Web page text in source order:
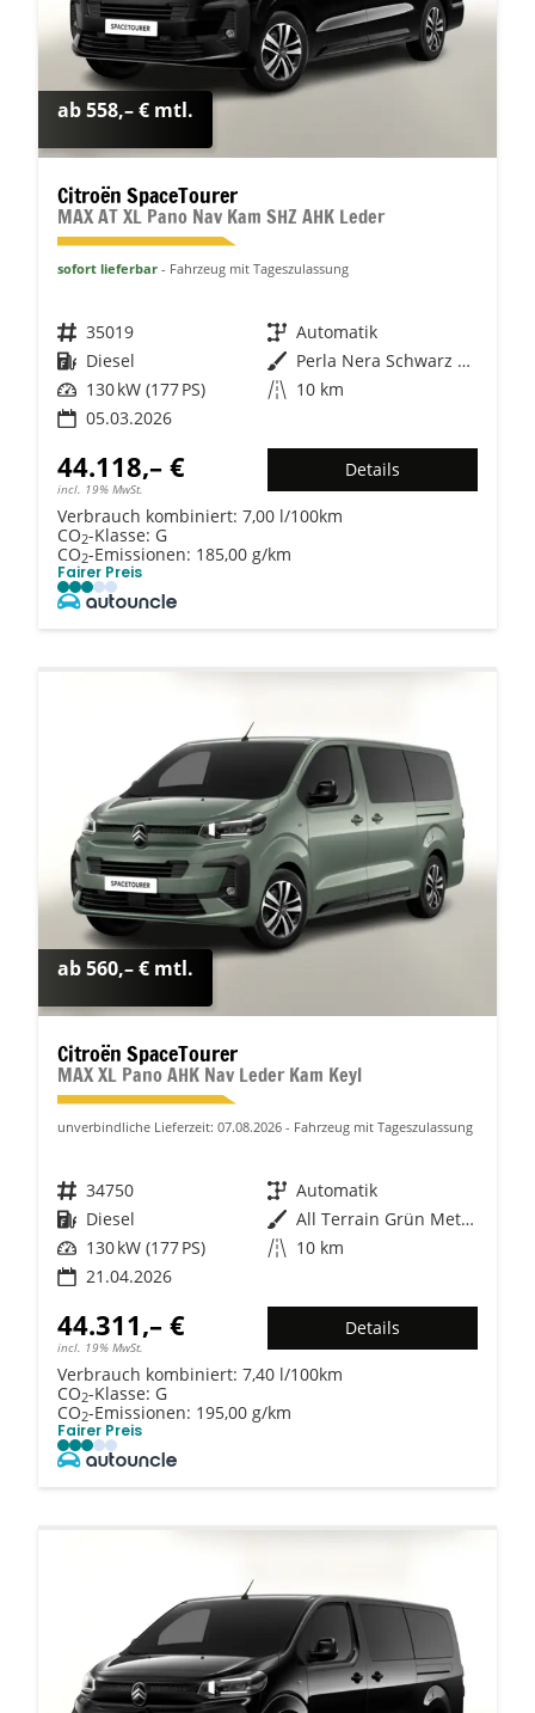
ab 558,– € mtl.
Citroën SpaceTourer
MAX AT XL Pano Nav Kam SHZ AHK Leder
sofort lieferbar Fahrzeug mit Tageszulassung
Fahrzeugnr. 35019 Getriebe Automatik
Kraftstoff Diesel Außenfarbe
Perla Nera Schwarz Metallic
Leistung 130 kW (177 PS) Kilometerstand 10 km
05.03.2026
44.118,– €
incl. 19% MwSt.
Details
Verbrauch kombiniert: 7,00 l/100km
CO2-Klasse: G
CO2-Emissionen: 185,00 g/km
Fairer Preis
ab 560,– € mtl.
Citroën SpaceTourer
MAX XL Pano AHK Nav Leder Kam Keyl
unverbindliche Lieferzeit: 07.08.2026 Fahrzeug mit Tageszulassung
Fahrzeugnr. 34750 Getriebe Automatik
Kraftstoff Diesel Außenfarbe
All Terrain Grün Metallic
Leistung 130 kW (177 PS) Kilometerstand 10 km
21.04.2026
44.311,– €
incl. 19% MwSt.
Details
Verbrauch kombiniert: 7,40 l/100km
CO2-Klasse: G
CO2-Emissionen: 195,00 g/km
Fairer Preis